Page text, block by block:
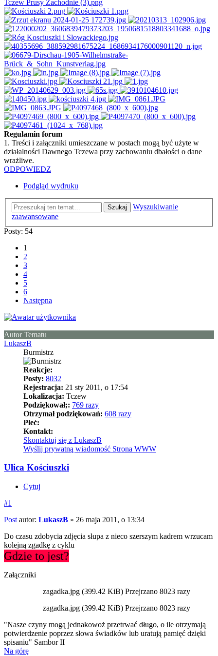
Regulamin forum
1. Treści i załączniki umieszczane w postach mogą być użyte w
działalności Dawnego Tczewa przy zachowaniu dbałości o dane
wrażliwe.
ODPOWIEDZ
Podgląd wydruku
Szukaj
Wyszukiwanie
zaawansowane
Posty: 54
1
2
3
4
5
6
Następna
Autor Tematu
LukaszB
Burmistrz
Reakcje:
Posty: 8032
Rejestracja: 21 sty 2011, o 17:54
Lokalizacja: Tczew
Podziękował;: 769 razy
Otrzymał podziękowań: 608 razy
Płeć:
Kontakt:
Skontaktuj się z LukaszB
Wyślij prywatną wiadomość Strona WWW
Ulica Kościuszki
Cytuj
#1
Post autor: LukaszB » 26 maja 2011, o 13:34
Do czasu zdobycia zdjęcia słupa z nieco szerszym kadrem wrzucam
kolejną zgadkę z cyklu
Gdzie to jest?
Załączniki
zagadka.jpg (399.42 KiB) Przejrzano 8023 razy
zagadka.jpg (399.42 KiB) Przejrzano 8023 razy
"Nasze czyny mogą jednakowoż przetrwać długo, o ile otrzymają
potwierdzenie poprzez słowa świadków lub uratują pamięć dzięki
spisaniu" Sambor II
Na górę